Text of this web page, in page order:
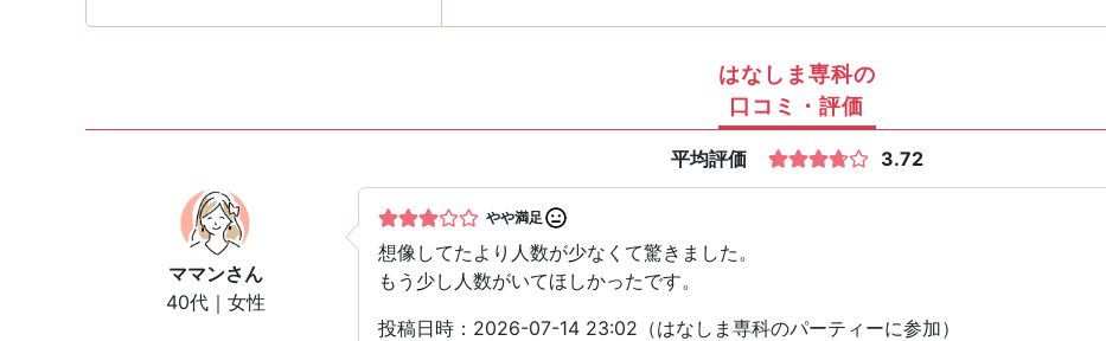
はなしま専科の
口コミ・評価
平均評価 3.72
ママンさん
40代｜女性
やや満足
想像してたより人数が少なくて驚きました。
もう少し人数がいてほしかったです。
投稿日時：2026-07-14 23:02（はなしま専科のパーティーに参加）